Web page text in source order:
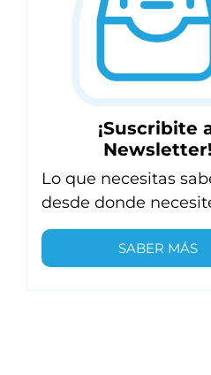
¡Suscribite
Lo que necesitas
desde donde
SABER MÁS